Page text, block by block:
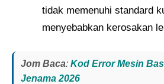
tidak memenuhi standard
menyebabkan kerosakan
Jom Baca: Kod Error Mesin
Jenama 2026